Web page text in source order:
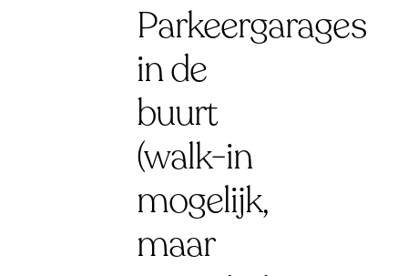
Parkeergarages
in de
buurt
(walk-in
mogelijk,
maar